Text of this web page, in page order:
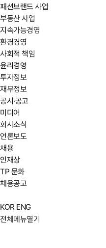
패션브랜드 사업
부동산 사업
지속가능경영
환경경영
사회적 책임
윤리경영
투자정보
재무정보
공시·공고
미디어
회사소식
언론보도
채용
인재상
TP 문화
채용공고
KOR ENG
전체메뉴열기